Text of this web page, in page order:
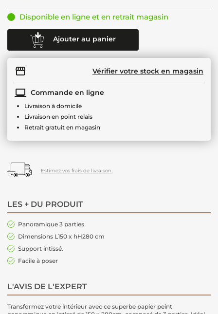
Disponible en ligne et en retrait magasin
Ajouter au panier
Vérifier votre stock en magasin
Commande en ligne
Livraison à domicile
Livraison en point relais
Retrait gratuit en magasin
Estimez vos frais de livraison.
LES + DU PRODUIT
Panoramique 3 parties
Dimensions L150 x hH280 cm
Support intissé.
Facile à poser
L'AVIS DE L'EXPERT
Transformez votre intérieur avec ce superbe papier peint